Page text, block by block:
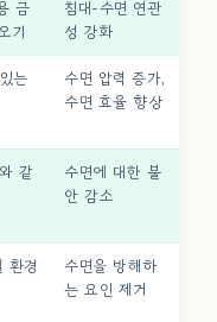
금
기
침대-수면 연관
성 강화
는
수면 압력 증가,
수면 효율 향상
같
수면에 대한 불
안 감소
환경
수면을 방해하
는 요인 제거